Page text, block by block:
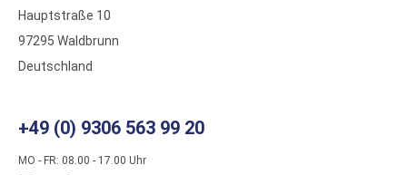
Hauptstraße 10
97295 Waldbrunn
Deutschland
+49 (0) 9306 563 99 20
MO - FR: 08.00 - 17.00 Uhr